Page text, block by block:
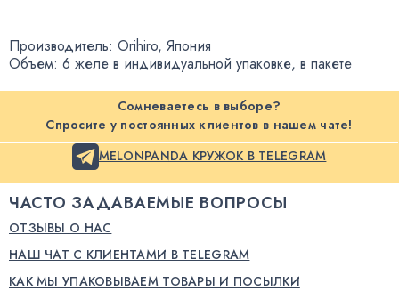
Производитель: Orihiro, Япония
Объем: 6 желе в индивидуальной упаковке, в пакете
Сомневаетесь в выборе?
Спросите у постоянных клиентов в нашем чате!
MELONPANDA КРУЖОК В TELEGRAM
ЧАСТО ЗАДАВАЕМЫЕ ВОПРОСЫ
ОТЗЫВЫ О НАС
НАШ ЧАТ С КЛИЕНТАМИ В TELEGRAM
КАК МЫ УПАКОВЫВАЕМ ТОВАРЫ И ПОСЫЛКИ